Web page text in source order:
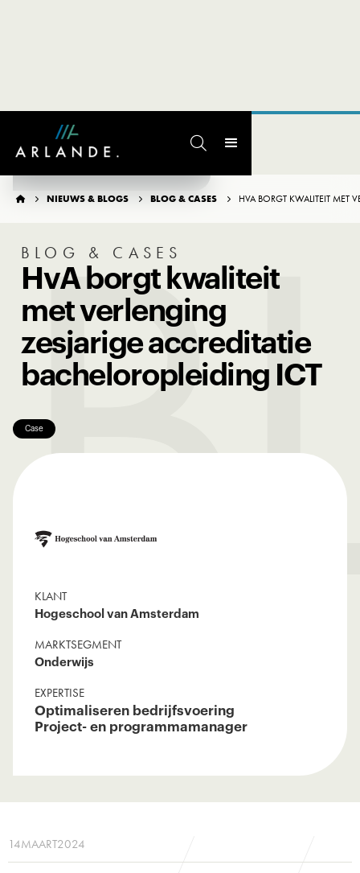

  NIEUWS & BLOGS  BLOG & CASES  HVA BORGT KWALITEIT MET
BLOG & CASES
HvA borgt kwaliteit
met verlenging
zesjarige accreditatie
bacheloropleiding ICT
Case
KLANT
Hogeschool van Amsterdam
MARKTSEGMENT
Onderwijs
EXPERTISE
Optimaliseren bedrijfsvoering
Project- en programmamanager
14MAART2024